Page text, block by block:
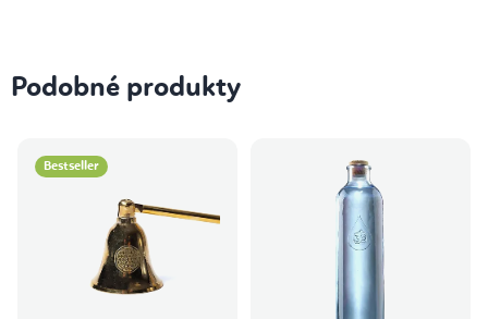
Podobné produkty
Bestseller